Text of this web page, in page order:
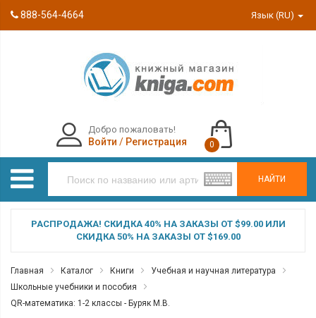
888-564-4664 Язык (RU)
НАЙТИ
Добро пожаловать!
Войти / Регистрация 0
РАСПРОДАЖА! СКИДКА 40% НА ЗАКАЗЫ ОТ $99.00 ИЛИ
СКИДКА 50% НА ЗАКАЗЫ ОТ $169.00
Главная Каталог Книги
Учебная и научная литература
Школьные учебники и пособия
QR-математика: 1-2 классы - Буряк М.В.